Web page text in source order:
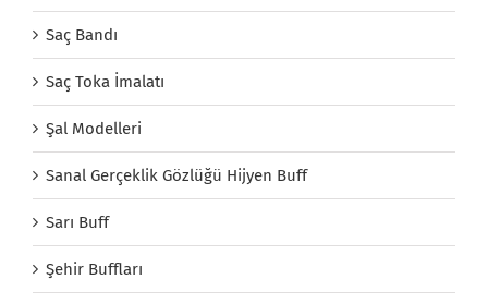
Saç Bandı
Saç Toka İmalatı
Şal Modelleri
Sanal Gerçeklik Gözlüğü Hijyen Buff
Sarı Buff
Şehir Buffları